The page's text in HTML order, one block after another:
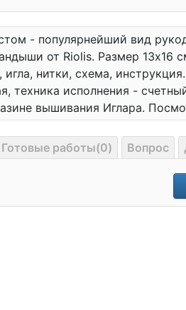
- популярнейший вид
от Riolis. Размер 13x16
игла, нитки, схема,
техника исполнения -
вышивания Иглара.
Готовые работы(0) Вопрос